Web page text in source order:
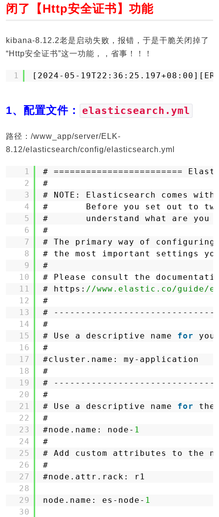
闭了【Http安全证书】功能
kibana-8.12.2老是启动失败，报错，于是干脆关闭掉了
“Http安全证书”这一功能，，省事！！！
1 [2024-05-
1、配置文件： elasticsearch.yml
路径：/www_app/server/ELK-
8.12/elasticsearch/config/elasticsearch.yml
1
2
3
4
5
6
7
8
9
10
11
12
13
14
15
16
17
18
19
20
21
22
23
24
25
26
27
28
29
30
# ========================
#
# NOTE: Elasticsearch comes
#       Before you set out to
#       understand what are
#
# The primary way of
# the most important settings
#
# Please consult the
# https: //www.elastic.co/guide/
#
#
#
# Use a descriptive name for
#
#cluster.name: my-application
#
#
#
# Use a descriptive name for
the
#
#node.name: node- 1
#
# Add custom attributes to the
#
#node.attr.rack: r1
node.name: es-node- 1